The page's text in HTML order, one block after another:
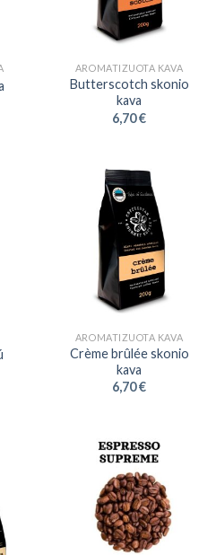
AROMATIZUOTA KAVA
Butterscotch skonio
kava
6,70€
AROMATIZUOTA KAVA
Crème brûlée skonio
kava
6,70€